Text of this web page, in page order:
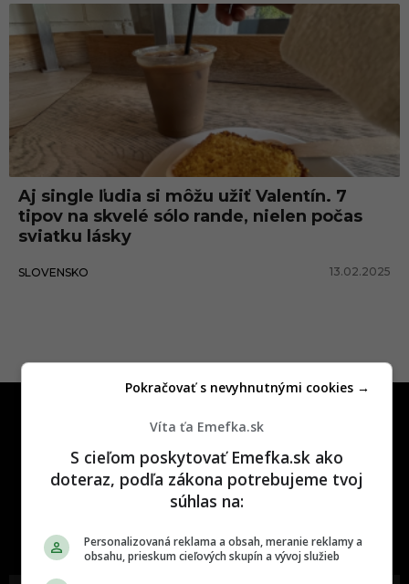
s
ó
l
r
a
n
d
e
Aj single ľudia si môžu užiť Valentín. 7
tipov na skvelé sólo rande, nielen počas
sviatku lásky
SLOVENSKO 13.02.2025
One time najzábavnejšie miesto na
najzabávnejšie miesto na svete
Víta ťa Emefka.sk
S cieľom poskytovať Emefka.sk ako
doteraz, podľa zákona potrebujeme tvoj
súhlas na:
Personalizovaná reklama a obsah, meranie reklamy a
obsahu, prieskum cieľových skupín a vývoj služieb
Pokračovať s nevyhnutnými cookies →